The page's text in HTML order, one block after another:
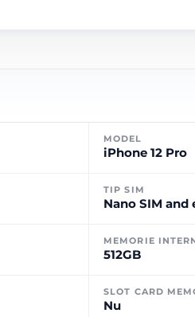
MODEL
iPhone 12 Pro
TIP SIM
Nano SIM and
MEMORIE
512GB
SLOT CARD
Nu